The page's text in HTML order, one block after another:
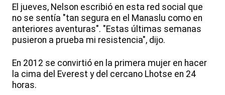
El jueves, Nelson escribió en esta red social que
no se sentía "tan segura en el Manaslu como en
anteriores aventuras". "Estas últimas semanas
pusieron a prueba mi resistencia", dijo.
En 2012 se convirtió en la primera mujer en hacer
la cima del Everest y del cercano Lhotse en 24
horas.